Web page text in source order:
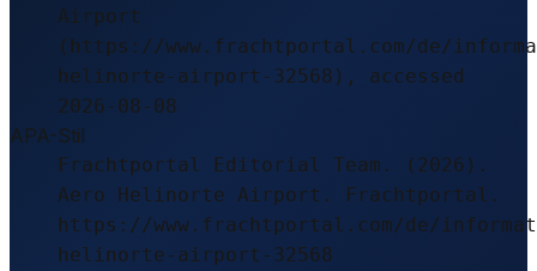
Airport
(https://www.frachtportal.com/de/
helinorte-airport-32568), accessed
2026-08-08
APA-Stil
Frachtportal Editorial Team. (2026).
Aero Helinorte Airport. Frachtportal.
https://www.frachtportal.com/de/
helinorte-airport-32568